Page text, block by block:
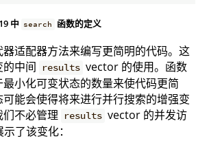
中 search 函数的定义
适配器方法来编写更简明的代码。这
中间
results vector 的使用。函数
小化可变状态的数量来使代码更简
能会使得将来进行并行搜索的增强变
不必管理 results vector 的并发访
了该变化：